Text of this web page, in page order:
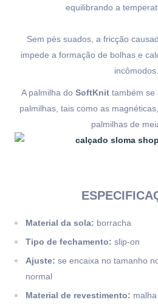
equilibrando a
Sem pés suados, a fricção
impede a formação de bolhas e
incômodos.
A palmilha do SoftKnit também se
palmilhas, tais como as
palmilhas de
Material da sola: borracha
Tipo de fechamento: slip-on
Ajuste: se encaixa no tamanho
normal
Material de revestimento: malha